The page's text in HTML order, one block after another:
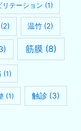
リテーション (1)
(2) 温竹 (2)
筋膜 (8)
(1)
(1) 触診 (3)